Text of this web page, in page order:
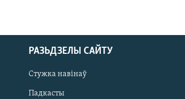
РАЗЬДЗЕЛЫ САЙТУ
Стужка навінаў
Падкасты